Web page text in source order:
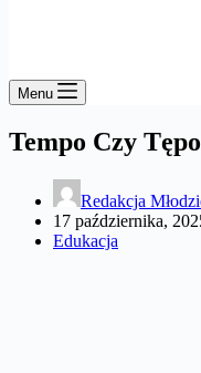
Menu
Tempo Czy
Redakcja
17 października,
Edukacja